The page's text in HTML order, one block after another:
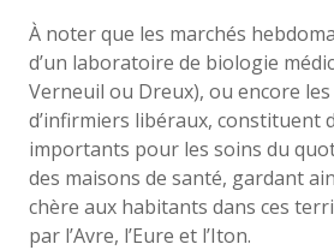
À noter que les marchés
d’un laboratoire de biologie
Verneuil ou Dreux), ou encore
d’infirmiers libéraux, constituent
importants pour les soins du
des maisons de santé, gardant
chère aux habitants dans ces
par l’Avre, l’Eure et l’Iton.